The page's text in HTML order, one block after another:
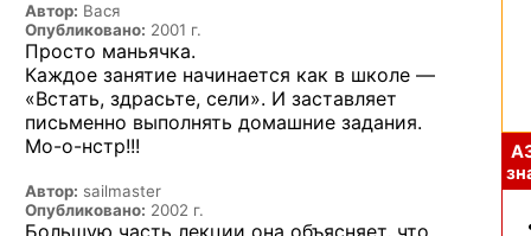
Автор: Вася
Опубликовано: 2001 г.
Просто маньячка.
Каждое занятие начинается как в школе —
«Встать, здрасьте, сели». И заставляет
письменно выполнять домашние задания.
Мо-о-нстр!!!
Автор: sailmaster
Опубликовано: 2002 г.
Большую часть лекции она объясняет, что